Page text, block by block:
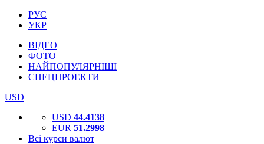
РУС
УКР
ВІДЕО
ФОТО
НАЙПОПУЛЯРНІШІ
СПЕЦПРОЕКТИ
USD
USD 44.4138
EUR 51.2998
Всі курси валют